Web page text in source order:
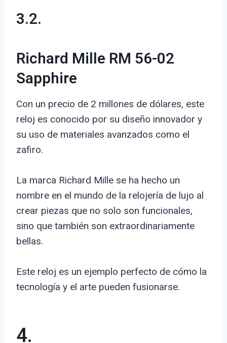
3.2.
Richard Mille RM 56-02
Sapphire
Con un precio de 2 millones de dólares, este
reloj es conocido por su diseño innovador y
su uso de materiales avanzados como el
zafiro.
La marca Richard Mille se ha hecho un
nombre en el mundo de la relojería de lujo al
crear piezas que no solo son funcionales,
sino que también son extraordinariamente
bellas.
Este reloj es un ejemplo perfecto de cómo la
tecnología y el arte pueden fusionarse.
4.